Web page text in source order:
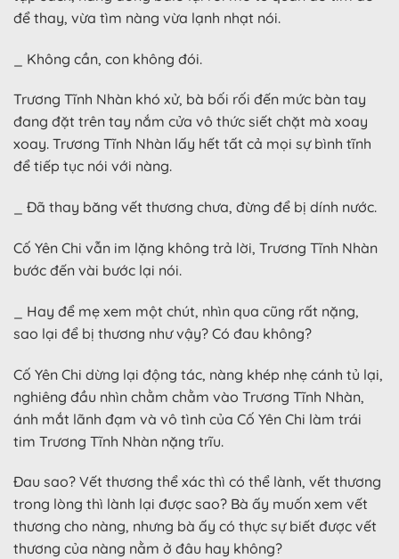
để thay, vừa tìm nàng vừa lạnh nhạt nói.
_ Không cần, con không đói.
Trương Tĩnh Nhàn khó xử, bà bối rối đến mức bàn tay
đang đặt trên tay nắm cửa vô thức siết chặt mà xoay
xoay. Trương Tĩnh Nhàn lấy hết tất cả mọi sự bình tĩnh
để tiếp tục nói với nàng.
_ Đã thay băng vết thương chưa, đừng để bị dính nước.
Cố Yên Chi vẫn im lặng không trả lời, Trương Tĩnh Nhàn
bước đến vài bước lại nói.
_ Hay để mẹ xem một chút, nhìn qua cũng rất nặng,
sao lại để bị thương như vậy? Có đau không?
Cố Yên Chi dừng lại động tác, nàng khép nhẹ cánh tủ lại,
nghiêng đầu nhìn chằm chằm vào Trương Tĩnh Nhàn,
ánh mắt lãnh đạm và vô tình của Cố Yên Chi làm trái
tim Trương Tĩnh Nhàn nặng trĩu.
Đau sao? Vết thương thể xác thì có thể lành, vết thương
trong lòng thì lành lại được sao? Bà ấy muốn xem vết
thương cho nàng, nhưng bà ấy có thực sự biết được vết
thương của nàng nằm ở đâu hay không?